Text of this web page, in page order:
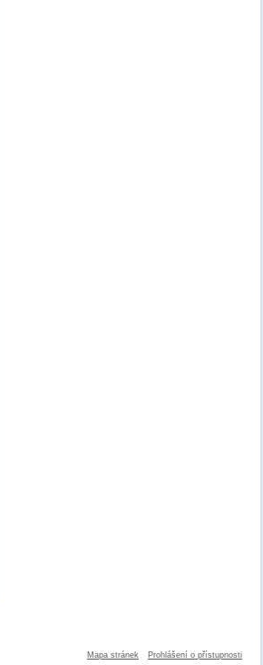
Mapa stránek Prohlášení o přístupnosti